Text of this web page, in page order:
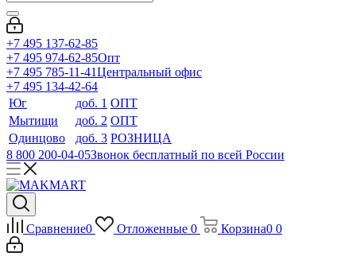
+7 495 137-62-85
+7 495 974-62-85Опт
+7 495 785-11-41Центральный офис
+7 495 134-42-64
Юг
доб. 1 ОПТ
Мытищи
доб. 2 ОПТ
Одинцово
доб. 3 РОЗНИЦА
8 800 200-04-05Звонок бесплатный по всей России
Сравнение0 Отложенные 0 Корзина0 0